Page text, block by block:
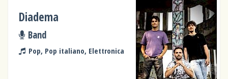
Diadema
Band
Pop, Pop italiano, Elettronica